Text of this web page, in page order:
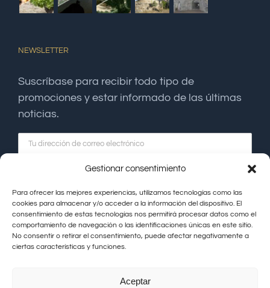
Gestionar consentimiento
Para ofrecer las mejores experiencias, utilizamos tecnologías como las
cookies para almacenar y/o acceder a la información del dispositivo. El
consentimiento de estas tecnologías nos permitirá procesar datos como el
comportamiento de navegación o las identificaciones únicas en este sitio.
No consentir o retirar el consentimiento, puede afectar negativamente a
ciertas características y funciones.
Aceptar
NEWSLETTER
Suscríbase para recibir todo tipo de
promociones y estar informado de las últimas
noticias.